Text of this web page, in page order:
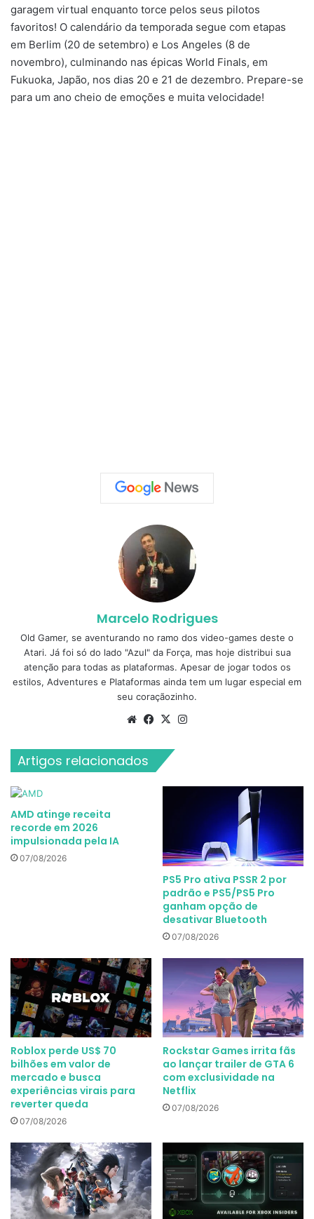
garagem virtual enquanto torce pelos seus pilotos
favoritos! O calendário da temporada segue com etapas
em Berlim (20 de setembro) e Los Angeles (8 de
novembro), culminando nas épicas World Finals, em
Fukuoka, Japão, nos dias 20 e 21 de dezembro. Prepare-se
para um ano cheio de emoções e muita velocidade!
Marcelo Rodrigues
Old Gamer, se aventurando no ramo dos video-games deste o
Atari. Já foi só do lado "Azul" da Força, mas hoje distribui sua
atenção para todas as plataformas. Apesar de jogar todos os
estilos, Adventures e Plataformas ainda tem um lugar especial em
seu coraçãozinho.
WebsiteFacebook
X
Artigos relacionados
AMD atinge receita
recorde em 2026
impulsionada pela IA
07/08/2026
PS5 Pro ativa PSSR 2 por
padrão e PS5/PS5 Pro
ganham opção de
desativar Bluetooth
07/08/2026
Roblox perde US$ 70
bilhões em valor de
mercado e busca
experiências virais para
reverter queda
07/08/2026
Rockstar Games irrita fãs
ao lançar trailer de GTA 6
com exclusividade na
Netflix
07/08/2026